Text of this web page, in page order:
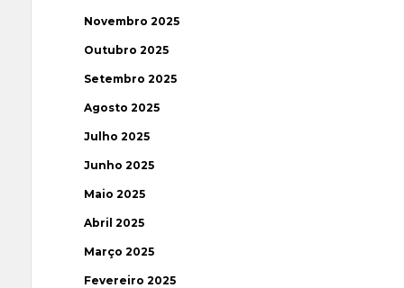
Novembro 2025
Outubro 2025
Setembro 2025
Agosto 2025
Julho 2025
Junho 2025
Maio 2025
Abril 2025
Março 2025
Fevereiro 2025